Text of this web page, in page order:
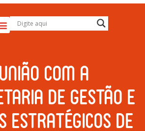
com a
de Gestão e
Estratégicos de